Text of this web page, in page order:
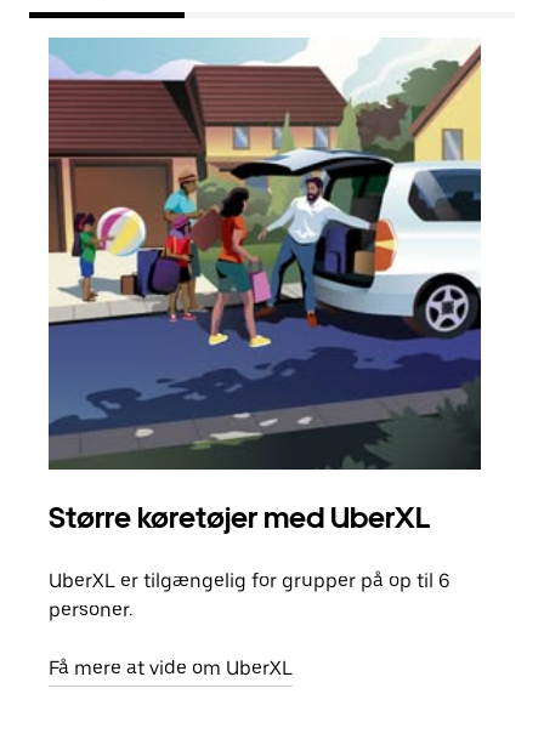
Større køretøjer med UberXL
UberXL er tilgængelig for grupper på op til 6
personer.
Få mere at vide om UberXL